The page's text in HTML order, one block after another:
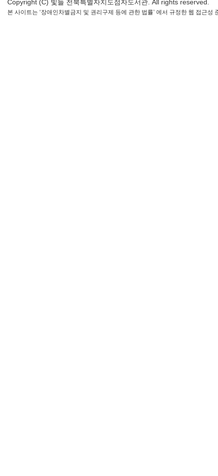
Copyright (C) 빛들 전북특별자치도점자도서관. All rights reserved.
본 사이트는 ‘장애인차별금지 및 권리구제 등에 관한 법률’ 에서 규정한 웹 접근